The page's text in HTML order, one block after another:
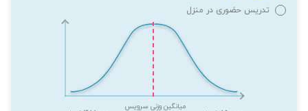
تدریس حضوری در منزل
میانگین وزنی سرویس